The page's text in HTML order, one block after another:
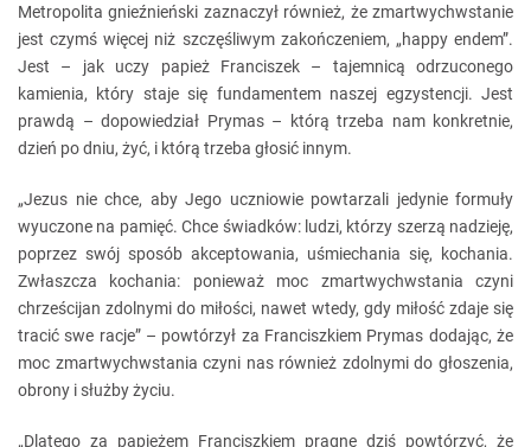
Metropolita gnieźnieński zaznaczył również, że zmartwychwstanie
jest czymś więcej niż szczęśliwym zakończeniem, „happy endem”.
Jest – jak uczy papież Franciszek – tajemnicą odrzuconego
kamienia, który staje się fundamentem naszej egzystencji. Jest
prawdą – dopowiedział Prymas – którą trzeba nam konkretnie,
dzień po dniu, żyć, i którą trzeba głosić innym.
„Jezus nie chce, aby Jego uczniowie powtarzali jedynie formuły
wyuczone na pamięć. Chce świadków: ludzi, którzy szerzą nadzieję,
poprzez swój sposób akceptowania, uśmiechania się, kochania.
Zwłaszcza kochania: ponieważ moc zmartwychwstania czyni
chrześcijan zdolnymi do miłości, nawet wtedy, gdy miłość zdaje się
tracić swe racje” – powtórzył za Franciszkiem Prymas dodając, że
moc zmartwychwstania czyni nas również zdolnymi do głoszenia,
obrony i służby życiu.
„Dlatego za papieżem Franciszkiem pragnę dziś powtórzyć, że